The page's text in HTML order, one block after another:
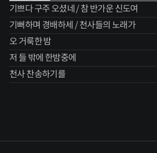
기쁘다 구주 오셨네 / 참 반가운 신도여
기뻐하며 경배하세 / 천사들의 노래가
오 거룩한 밤
저 들 밖에 한밤중에
천사 찬송하기를